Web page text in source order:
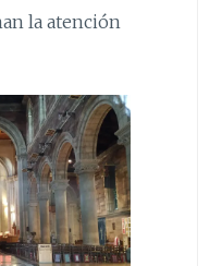
la atención